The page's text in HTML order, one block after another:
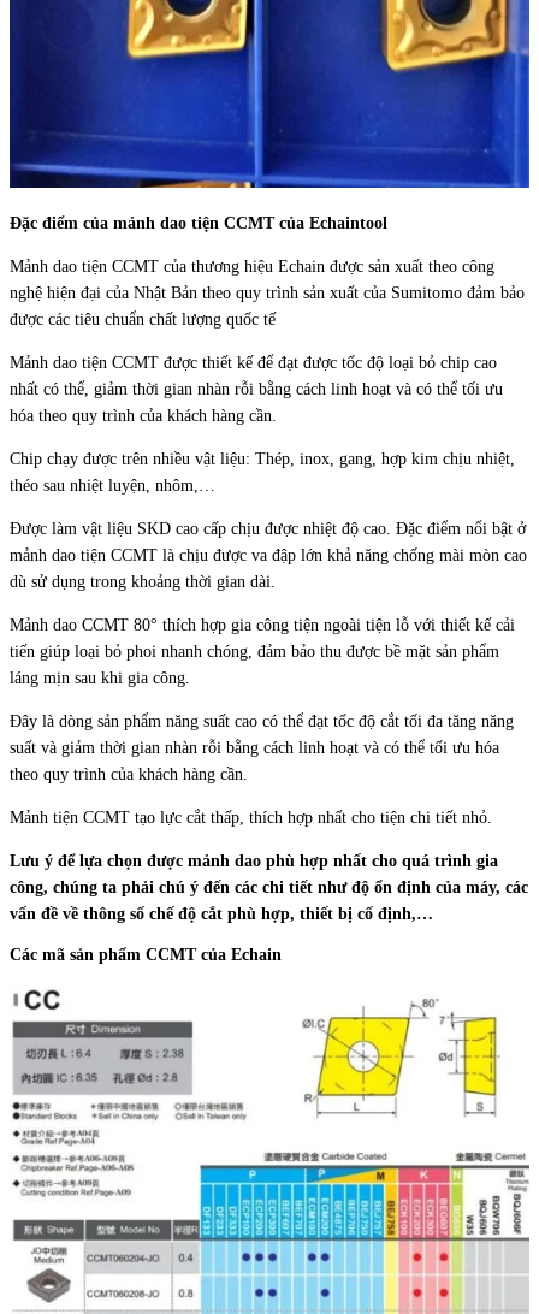
Đặc điểm của mảnh dao tiện CCMT của Echaintool
Mảnh dao tiện CCMT của thương hiệu Echain được sản xuất theo công
nghệ hiện đại của Nhật Bản theo quy trình sản xuất của Sumitomo đảm bảo
được các tiêu chuẩn chất lượng quốc tế
Mảnh dao tiện CCMT được thiết kế để đạt được tốc độ loại bỏ chip cao
nhất có thể, giảm thời gian nhàn rỗi bằng cách linh hoạt và có thể tối ưu
hóa theo quy trình của khách hàng cần.
Chip chạy được trên nhiều vật liệu: Thép, inox, gang, hợp kim chịu nhiệt,
théo sau nhiệt luyện, nhôm,…
Được làm vật liệu SKD cao cấp chịu được nhiệt độ cao. Đặc điểm nổi bật ở
mảnh dao tiện CCMT là chịu được va đập lớn khả năng chống mài mòn cao
dù sử dụng trong khoảng thời gian dài.
Mảnh dao CCMT 80° thích hợp gia công tiện ngoài tiện lỗ với thiết kế cải
tiến giúp loại bỏ phoi nhanh chóng, đảm bảo thu được bề mặt sản phẩm
láng mịn sau khi gia công.
Đây là dòng sản phẩm năng suất cao có thể đạt tốc độ cắt tối đa tăng năng
suất và giảm thời gian nhàn rỗi bằng cách linh hoạt và có thể tối ưu hóa
theo quy trình của khách hàng cần.
Mảnh tiện CCMT tạo lực cắt thấp, thích hợp nhất cho tiện chi tiết nhỏ.
Lưu ý để lựa chọn được mảnh dao phù hợp nhất cho quá trình gia
công, chúng ta phải chú ý đến các chi tiết như độ ổn định của máy, các
vấn đề về thông số chế độ cắt phù hợp, thiết bị cố định,…
Các mã sản phẩm CCMT của Echain